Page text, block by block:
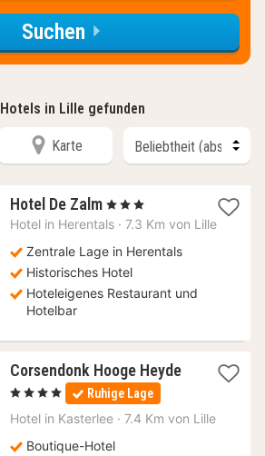
Suchen
Hotels in Lille gefunden
Karte
Hotel De Zalm 1
Nacht
129,60
€
, 3 Sterne
Hotel in Herentals · 7.3 Km von Lille
Zentrale Lage in Herentals
Historisches Hotel
Hoteleigenes Restaurant und
Hotelbar
Corsendonk Hooge Heyde1
110,21
, 4 Sterne Ruhige Lage
Hotel in Kasterlee · 7.4 Km von Lille
Boutique-Hotel